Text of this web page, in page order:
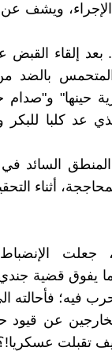
الإجراء، ويشف
بعد إلقاء
بالضد
حينها"
عد كلبا
السائد في
أثناء
جعلت
يفوق قضية
فيه؛ فأحالته
عن
تقبلت